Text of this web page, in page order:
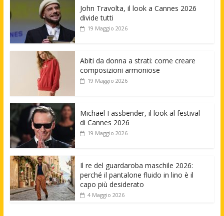
John Travolta, il look a Cannes 2026
divide tutti
19 Maggio 2026
Abiti da donna a strati: come creare
composizioni armoniose
19 Maggio 2026
Michael Fassbender, il look al festival
di Cannes 2026
19 Maggio 2026
Il re del guardaroba maschile 2026:
perché il pantalone fluido in lino è il
capo più desiderato
4 Maggio 2026